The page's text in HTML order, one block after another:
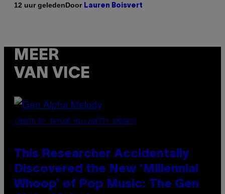
12 uur geledenDoor Lauren Boisvert
MEER
VAN VICE
(PHOTO BY TAYLOR HILL/GETTY IMAGES)
This Researcher Accidentally
Discovered the New ‘Millennial
Whoop’ of Pop Music: The Gen